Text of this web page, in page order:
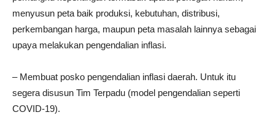
menyusun peta baik produksi, kebutuhan, distribusi,
perkembangan harga, maupun peta masalah lainnya sebagai
upaya melakukan pengendalian inflasi.
– Membuat posko pengendalian inflasi daerah. Untuk itu
segera disusun Tim Terpadu (model pengendalian seperti
COVID-19).